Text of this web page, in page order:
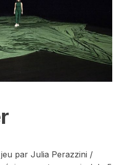
par Julia Perazzini /